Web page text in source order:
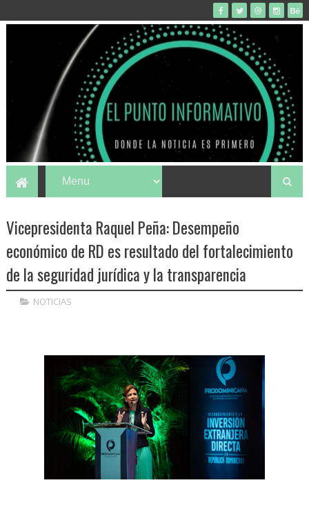
Vicepresidenta Raquel Peña: Desempeño
económico de RD es resultado del fortalecimiento
de la seguridad jurídica y la transparencia
NOTICIAS